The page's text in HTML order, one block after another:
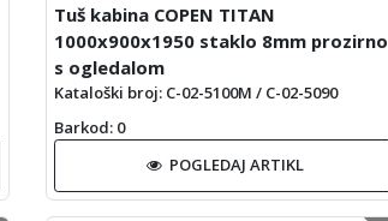
Tuš kabina COPEN TITAN
1000x900x1950 staklo 8mm prozirno
s ogledalom
Kataloški broj: C-02-5100M / C-02-5090
Barkod: 0
POGLEDAJ ARTIKL